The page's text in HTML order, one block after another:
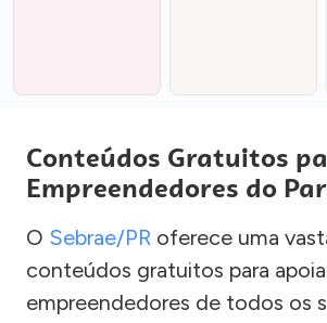
Conteúdos Gratuitos
Empreendedores do
O Sebrae/PR oferece uma
conteúdos gratuitos para
empreendedores de todos os